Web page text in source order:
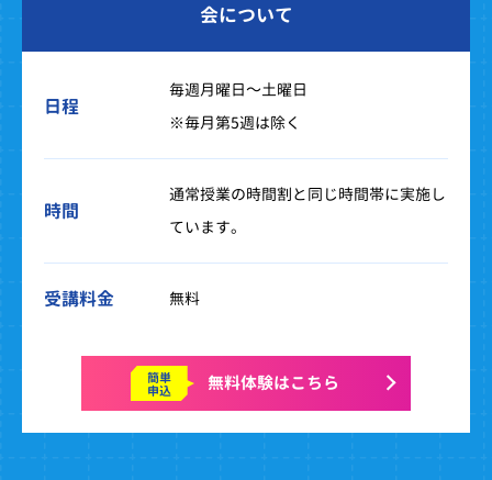
会について
日程
毎週月曜日～土曜日
※毎月第5週は除く
時間
通常授業の時間割と同じ時間帯に実施し
ています。
受講料金 無料
簡単
申込 無料体験はこちら